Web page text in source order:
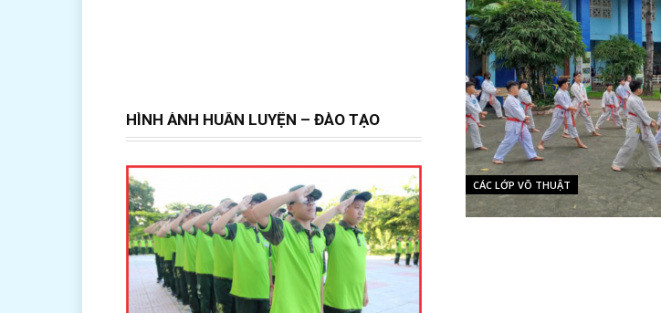
CÁC LỚP VÕ THUẬT
HÌNH ẢNH HUẤN LUYỆN – ĐÀO TẠO